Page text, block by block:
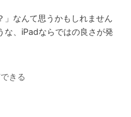
」なんて思うかもしれません
な、iPadならではの良さが発
きる